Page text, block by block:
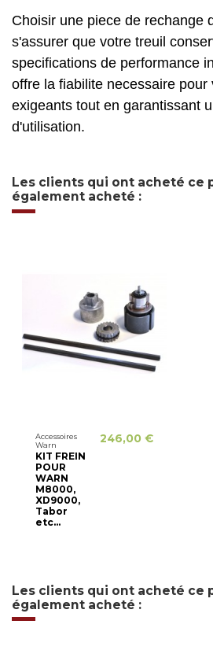
Choisir une piece de rechange
s'assurer que votre treuil
specifications de performance
offre la fiabilite necessaire
exigeants tout en garantissant
d'utilisation.
Les clients qui ont acheté ce
également acheté :
Accessoires
Warn
KIT FREIN
POUR
WARN
M8000,
XD9000,
Tabor
etc...
246,00 €
Les clients qui ont acheté ce
également acheté :